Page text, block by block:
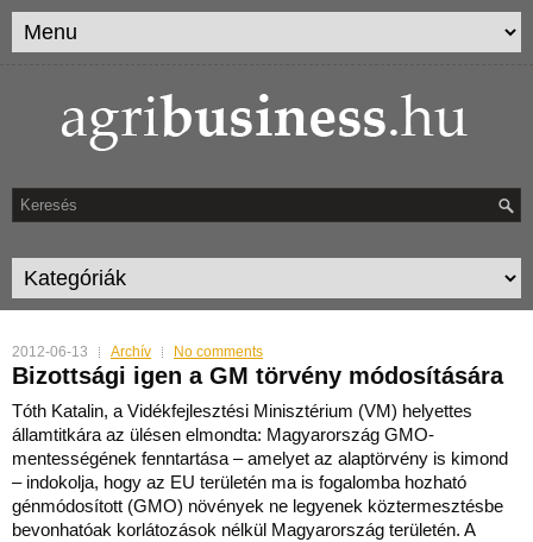
2012-06-13 Archív No comments
Bizottsági igen a GM törvény módosítására
Tóth Katalin, a Vidékfejlesztési Minisztérium (VM) helyettes
államtitkára az ülésen elmondta: Magyarország GMO-
mentességének fenntartása – amelyet az alaptörvény is kimond
– indokolja, hogy az EU területén ma is fogalomba hozható
génmódosított (GMO) növények ne legyenek köztermesztésbe
bevonhatóak korlátozások nélkül Magyarország területén. A